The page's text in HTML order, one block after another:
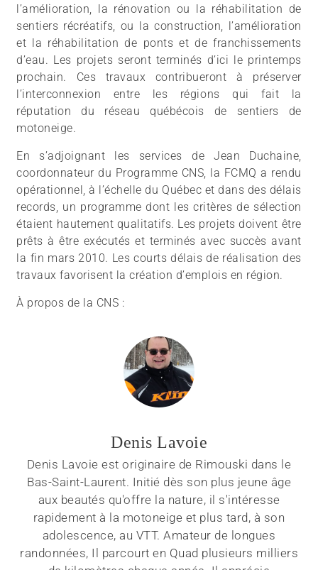
l’amélioration, la rénovation ou la réhabilitation de
sentiers récréatifs, ou la construction, l’amélioration
et la réhabilitation de ponts et de franchissements
d’eau. Les projets seront terminés d’ici le printemps
prochain. Ces travaux contribueront à préserver
l’interconnexion entre les régions qui fait la
réputation du réseau québécois de sentiers de
motoneige.
En s’adjoignant les services de Jean Duchaine,
coordonnateur du Programme CNS, la FCMQ a rendu
opérationnel, à l’échelle du Québec et dans des délais
records, un programme dont les critères de sélection
étaient hautement qualitatifs. Les projets doivent être
prêts à être exécutés et terminés avec succès avant
la fin mars 2010. Les courts délais de réalisation des
travaux favorisent la création d’emplois en région.
À propos de la CNS :
Denis Lavoie
Denis Lavoie est originaire de Rimouski dans le
Bas-Saint-Laurent. Initié dès son plus jeune âge
aux beautés qu'offre la nature, il s'intéresse
rapidement à la motoneige et plus tard, à son
adolescence, au VTT. Amateur de longues
randonnées, Il parcourt en Quad plusieurs milliers